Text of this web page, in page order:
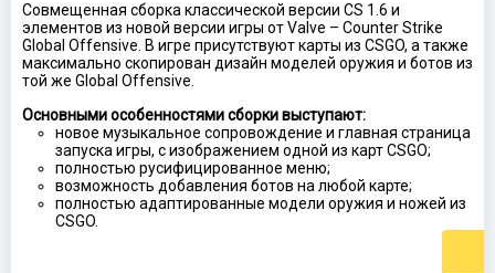
Совмещенная сборка классической версии CS 1.6 и
элементов из новой версии игры от Valve – Counter Strike
Global Offensive. В игре присутствуют карты из CSGO, а также
максимально скопирован дизайн моделей оружия и ботов из
той же Global Offensive.
Основными особенностями сборки выступают:
новое музыкальное сопровождение и главная страница
запуска игры, с изображением одной из карт CSGO;
полностью русифицированное меню;
возможность добавления ботов на любой карте;
полностью адаптированные модели оружия и ножей из
CSGO.